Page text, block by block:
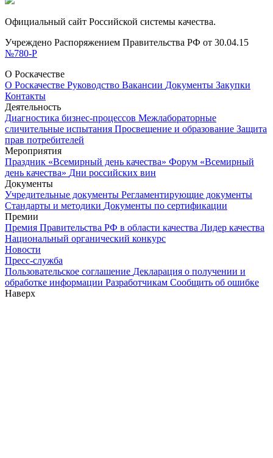
Официальный сайт Российской системы качества.
Учреждено Распоряжением Правительства РФ от 30.04.15
№780-Р
О Роскачестве
О Роскачестве Руководство Вакансии Документы Закупки
Контакты
Деятельность
Диагностика бизнес-процессов Межлабораторные
сличительные испытания Просвещение и образование Защита
прав потребителей
Мероприятия
Праздник «Всемирный день качества» Форум «Всемирный
день качества» Дни российских вин
Документы
Учредительные документы Регламентирующие документы
Стандарты и методики Документы по сертификации
Премии
Премия Правительства РФ в области качества Лидер качества
Национальный органический конкурс
Новости
Пресс-служба
Пользовательское соглашение Декларация о получении и
обработке информации Разработчикам Сообщить об ошибке
Наверх